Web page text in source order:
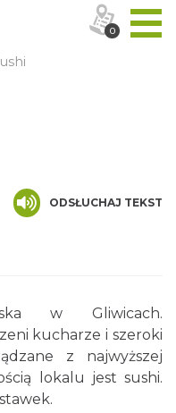
ODSŁUCHAJ TEKST
w Gliwicach.
kucharze i szeroki
z najwyższej
lokalu jest sushi.
0